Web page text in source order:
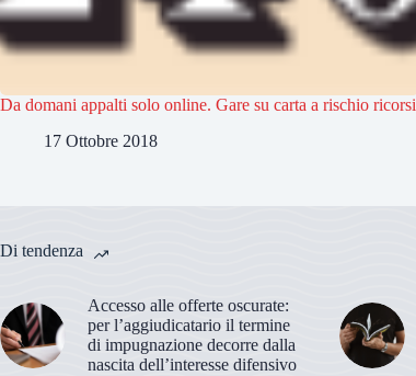
Da domani appalti solo online. Gare su carta a rischio ricorsi
17 Ottobre 2018
Di tendenza
Accesso alle offerte oscurate:
per l’aggiudicatario il termine
di impugnazione decorre dalla
nascita dell’interesse difensivo